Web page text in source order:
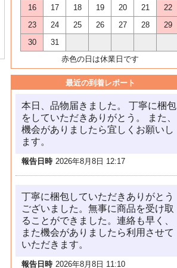
16
17 18 19 20 21
22
23
24 25 26 27 28
29
30
31
赤色の日は休業日です
最近の到着レポート
本日、品物届きました。 丁寧に梱包
をしていただきありがとう。 また、
機会がありましたら宜しくお願いし
ます。
報告日時 2026年8月8日 12:17
丁寧に梱包していただきありがとう
ございました。無事に商品を受け取
ることができました。連絡も早く、
また機会がありましたら利用させて
いただきます。
報告日時 2026年8月8日 11:10